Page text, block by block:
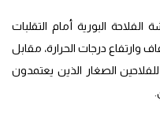
البورية أمام التقلبات
وارتفاع درجات الحرارة، مقابل
الصغار الذين يعتمدون